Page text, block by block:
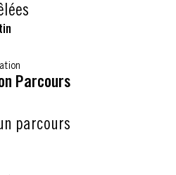
Parcours
parcours